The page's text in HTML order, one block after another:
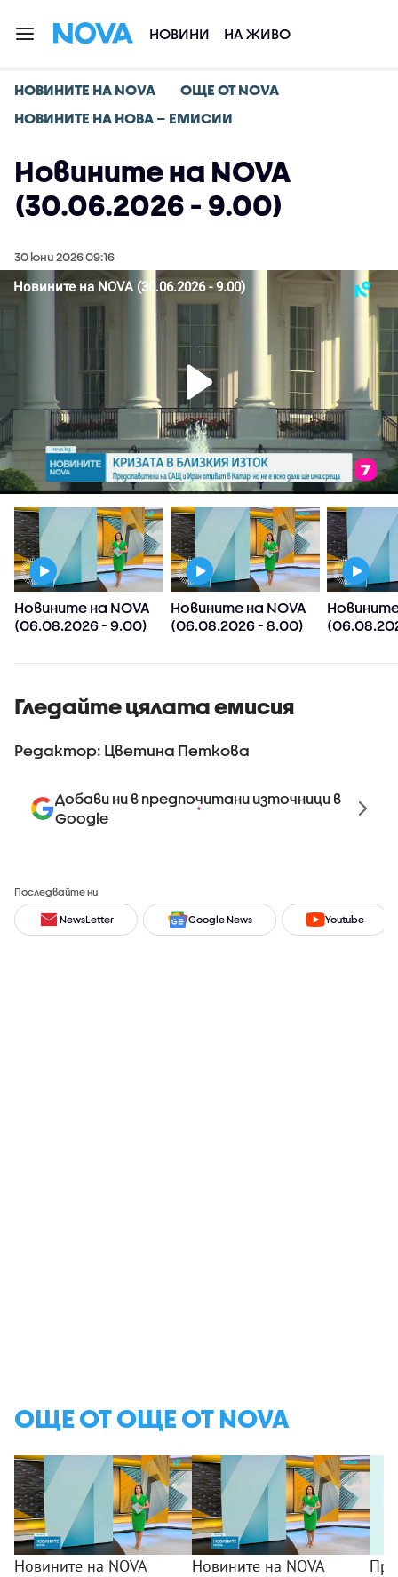
НОВИНИ НА ЖИВО
НОВИНИТЕ НА NOVA
ОЩЕ ОТ NOVA
НОВИНИТЕ НА НОВА – ЕМИСИИ
Новините на NOVA
(30.06.2026 - 9.00)
30 юни 2026 09:16
Новините на NOVA
(06.08.2026 - 9.00)
Новините на NOVA
(06.08.2026 - 8.00)
Гледайте цялата емисия
Редактор: Цветина Петкова
Добави ни в предпочитани източници в
Google
Последвайте ни
NewsLetter Google News Youtube
ОЩЕ ОТ ОЩЕ ОТ NOVA
Новините на NOVA
Новините на NOVA